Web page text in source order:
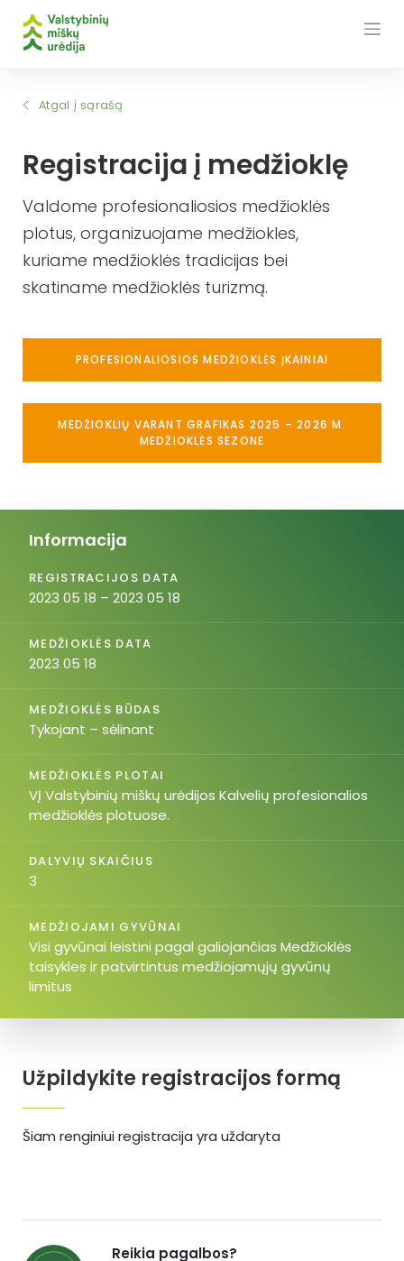
Atgal į sąrašą
Registracija į medžioklę
Valdome profesionaliosios medžioklės
plotus, organizuojame medžiokles,
kuriame medžioklės tradicijas bei
skatiname medžioklės turizmą.
PROFESIONALIOSIOS MEDŽIOKLĖS ĮKAINIAI
MEDŽIOKLIŲ VARANT GRAFIKAS 2025 – 2026 M.
MEDŽIOKLĖS SEZONE
Užpildykite registracijos formą
Šiam renginiui registracija yra uždaryta
Informacija
REGISTRACIJOS DATA
2023 05 18 – 2023 05 18
MEDŽIOKLĖS DATA
2023 05 18
MEDŽIOKLĖS BŪDAS
Tykojant – sėlinant
MEDŽIOKLĖS PLOTAI
VĮ Valstybinių miškų urėdijos Kalvelių profesionalios
medžioklės plotuose.
DALYVIŲ SKAIČIUS
3
MEDŽIOJAMI GYVŪNAI
Visi gyvūnai leistini pagal galiojančias Medžioklės
taisykles ir patvirtintus medžiojamųjų gyvūnų
limitus
Reikia pagalbos?